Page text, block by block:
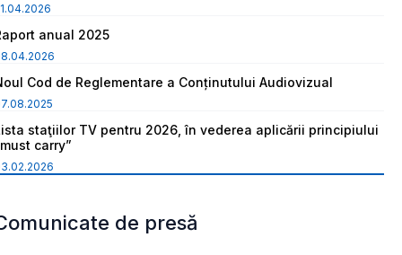
anual 2025
Cod de Reglementare a Conținutului Audiovizual
staţiilor TV pentru 2026, în vederea aplicării principiului
carry”
de presă